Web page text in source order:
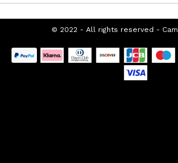
© 2022 - All rights reserved -